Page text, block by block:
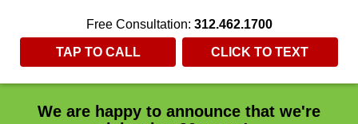
We are happy to announce that we're
Free Consultation: 312.462.1700
TAP TO CALL CLICK TO TEXT